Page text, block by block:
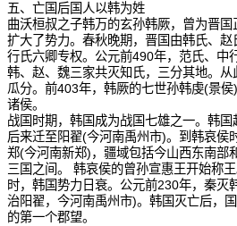
五、亡国后国人以韩为姓
曲沃桓叔之子韩万的玄孙韩厥，曾为晋
扩大了势力。春秋晚期，晋国由韩氏、
行氏六卿专权。公元前490年，范氏、中
韩、赵、魏三家共灭知氏，三分其地。
瓜分。前403年，韩厥的七世孙韩虔(景
诸侯。
战国时期，韩国成为战国七雄之一。韩国
后来迁至阳翟(今河南禹州市)。到韩哀侯
郑(今河南新郑)，疆域包括今山西东南部
三国之间。 韩哀侯的曾孙宣惠王开始称
时，韩国势力日衰。公元前230年，秦灭
治阳翟，今河南禹州市)。韩国灭亡后，
的第一个郡望。